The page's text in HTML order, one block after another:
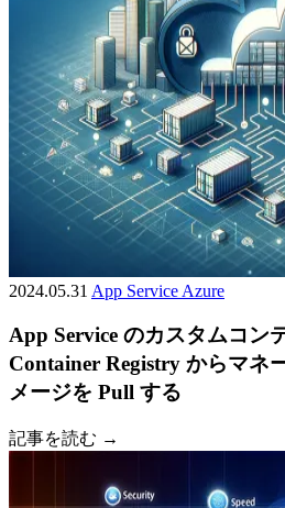
2024.05.31 App Service Azure
App Service のカスタムコン
Container Registry からマネ
メージを Pull する
記事を読む →